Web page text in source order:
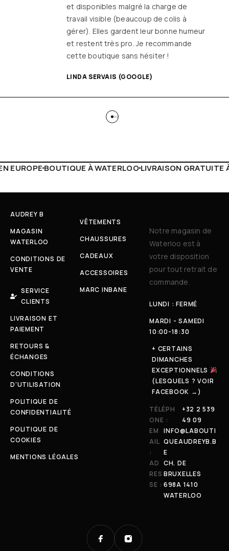
longtemps que j’y vais (depuis le début
ou quasiment) J’adore y faire un tour et
on ne sort jamais (ou presque) sans rien
LIVRAISON GRATUITE À PARTIR DE 150€LIVE
AUDREY B
MAGASIN
WATERLOO
CONDITIONS DE
VENTE
SERVICE
CLIENTS
LIVRAISON ET
PAIEMENT
RETOURS &
ÉCHANGES
CONDITIONS
D'UTILISATION
POLITIQUE DE
CONFIDENTIALITÉ
POLITIQUE DE
COOKIES
MENTIONS LÉGALES
VÊTEMENTS
CHAUSSURES
CADEAUX
ACCESSOIRES
MARC INBANE
Notre magasin de
Waterloo est à
votre disposition
pour tout retrait de
commande.
LUNDI : FERMÉ
MARDI - SAMEDI
10:00-18:30
+ CERTAINS
DIMANCHES
EXCEPTIONNELS
(LESQUELS ? VOIR
FACEBOOK →)
TÉLÉPH
ONE :
+32 2 539
49 09
EM
AIL
:
INFO@LABOUTI
QUEAUDREYB.B
E
AD
RES
SE :
CH. DE
BRUXELLES
698A 1410
WATERLOO